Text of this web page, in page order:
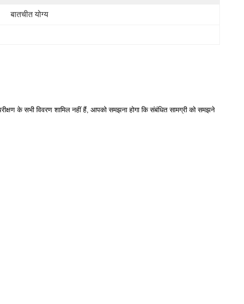
बातचीत योग्य
के सभी विवरण शामिल नहीं हैं, आपको समझना होगा कि संबंधित सामग्री को समझने